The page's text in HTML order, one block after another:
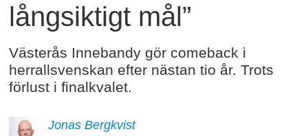
långsiktigt mål”
Västerås Innebandy gör comeback i
herrallsvenskan efter nästan tio år. Trots
förlust i finalkvalet.
Jonas Bergkvist